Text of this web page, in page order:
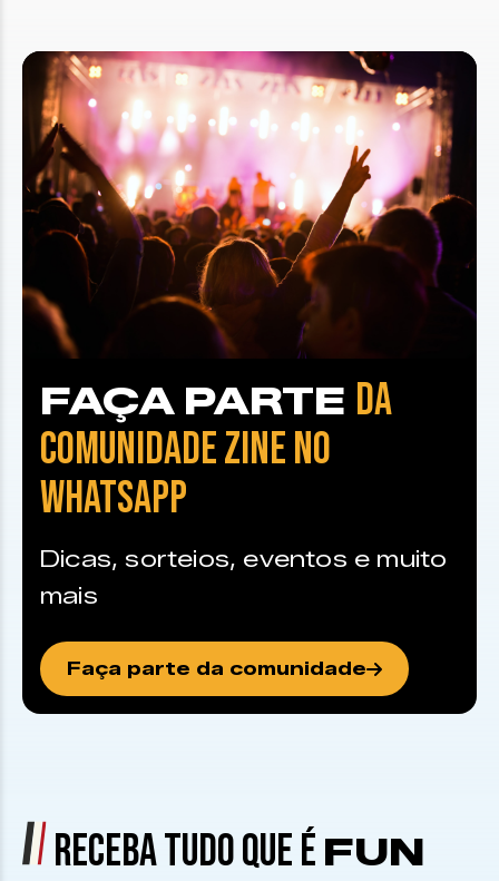
FAÇA PARTE DA
COMUNIDADE ZINE NO
WHATSAPP
Dicas, sorteios, eventos e muito
mais
Faça parte da comunidade
RECEBA TUDO QUE É FUN